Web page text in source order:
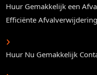
Huur Gemakkelijk een
Efficiënte Afvalverwijdering
Huur Nu Gemakkelijk